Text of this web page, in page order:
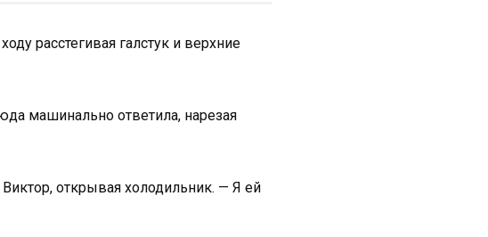
расстегивая галстук и верхние
машинально ответила, нарезая
открывая холодильник. — Я ей